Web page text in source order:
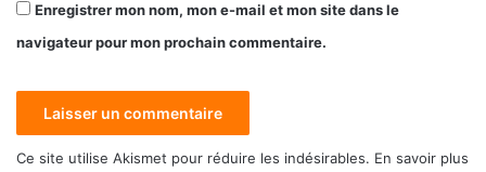
Enregistrer mon nom, mon e-mail et mon site dans le
navigateur pour mon prochain commentaire.
Ce site utilise Akismet pour réduire les indésirables. En savoir plus